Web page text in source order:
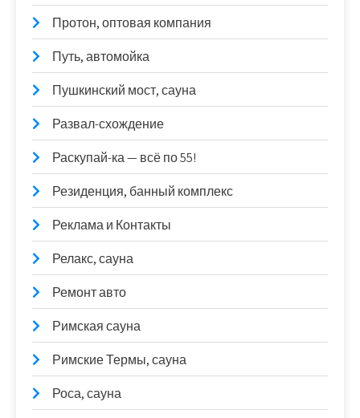
Протон, оптовая компания
Путь, автомойка
Пушкинский мост, сауна
Развал-схождение
Раскупай-ка — всё по 55!
Резиденция, банный комплекс
Реклама и Контакты
Релакс, сауна
Ремонт авто
Римская сауна
Римские Термы, сауна
Роса, сауна